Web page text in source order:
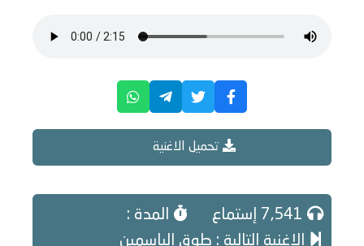
تحميل الاغنية
المدة :
الاغنية التالية : طوق الياسمين